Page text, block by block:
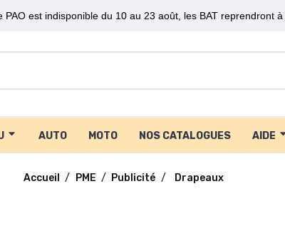
est indisponible du 10 au 23 août, les BAT reprendront à
AUTO MOTO NOS CATALOGUES AIDE
Accueil PME Publicité Drapeaux